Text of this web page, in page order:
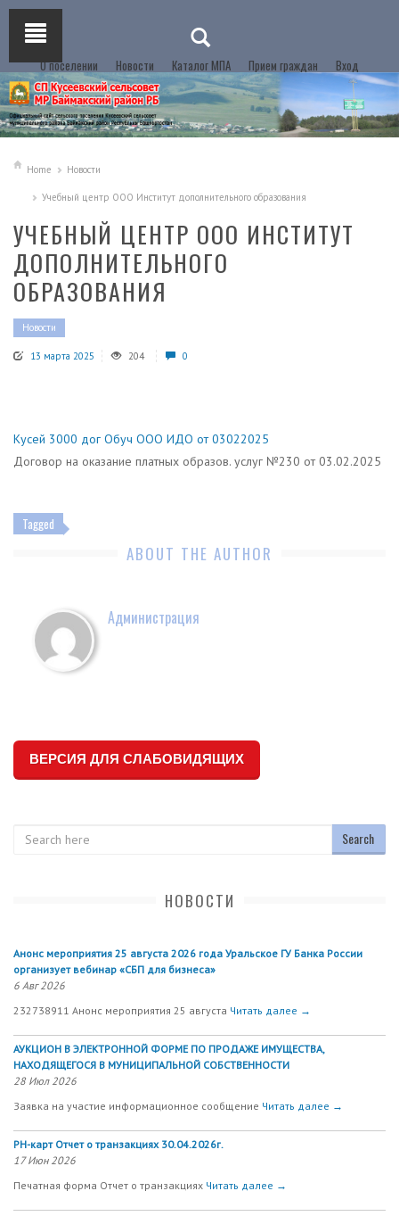
О поселении Новости Каталог МПА Прием граждан Вход
Home Новости
Учебный центр ООО Институт дополнительного образования
УЧЕБНЫЙ ЦЕНТР ООО ИНСТИТУТ
ДОПОЛНИТЕЛЬНОГО
ОБРАЗОВАНИЯ
Новости
13 марта 2025 204 0
Кусей 3000 дог Обуч ООО ИДО от 03022025
Договор на оказание платных образов. услуг №230 от 03.02.2025
Tagged
ABOUT THE AUTHOR
Администрация
ВЕРСИЯ ДЛЯ СЛАБОВИДЯЩИХ
НОВОСТИ
Анонс мероприятия 25 августа 2026 года Уральское ГУ Банка России
организует вебинар «СБП для бизнеса»
6 Авг 2026
232738911 Анонс мероприятия 25 августа Читать далее →
АУКЦИОН В ЭЛЕКТРОННОЙ ФОРМЕ ПО ПРОДАЖЕ ИМУЩЕСТВА,
НАХОДЯЩЕГОСЯ В МУНИЦИПАЛЬНОЙ СОБСТВЕННОСТИ
28 Июл 2026
Заявка на участие информационное сообщение Читать далее →
РН-карт Отчет о транзакциях 30.04.2026г.
17 Июн 2026
Печатная форма Отчет о транзакциях Читать далее →